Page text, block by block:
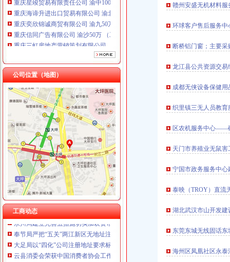
重庆海谛升进出口贸易有限公司 渝北100万 （进出口权）
重庆奕欣锦诚商贸有限公司 渝九50万 （工商注册）
重庆信同广告有限公司 渝沙50万 （工商注册）
重庆三虹房地产营销策划有限公司
重庆宝鹰汽车销售有限公司
重庆鸽牌电线电缆有限公司 渝北10010万 (进出口权)
重庆傲志众达投资咨询有限责任公司 渝九1000万 （增资）
重庆臣夫商贸有限公司 （执照专让）
重庆卿倾商贸有限责任公司 渝江100万 （工商注册）
重庆国洪体育设施有限公司
重庆星竣贸易有限责任公司 渝中100万 （进出口权）
重庆海谛升进出口贸易有限公司 渝北100万 （进出口权）
重庆奕欣锦诚商贸有限公司 渝九50万 （工商注册）
重庆信同广告有限公司 渝沙50万 （工商注册）
重庆三虹房地产营销策划有限公司
重庆宝鹰汽车销售有限公司
公司位置（地图）
工商动态
工商动态
万州局居民住宅注册公司三措施推行农村土地承包经营权流转合同示范文本
巫溪局“四结合”重庆无地址注册公司开展形式多样法制宣活动
垫江局三举措开展房地产市南坪无地址注册公司场秩序专项整
巴南局鱼洞所“三重三勤”重庆无地址办营业执照推进商标战略实施
奉节局“五严格五严”公司注册地址挂靠规范年检验照工作
忠县局重庆无地址注册公司成功创建2009年度县级文明行业
合川局“四个到位”无办公地址注册公司化监管服务发展
城口局修齐所大力提倡“四心”两江新区无地址注册公司 服务
巫山局“三个一”潼南无地址注册公司做好政务信息和对外宣工作
永川局建立完善五措施切实加农资市渝北区无地址注册公司场监管
奉节局严把“五关”两江新区无地址注册公司为春耕备播保驾护航
大足局以“四化”公司注册地址要求标准提升办公室整体工作水平和能力
云县消委会荣获中国消费者协会工作创新
沙坪坝局把好“五关”沙坪坝无地址注册公司确保行政执法案件实现“两个零”目标
赣州安盛无机材料服
环球客户售后服务
断桥铝门窗；主要
龙江县公共资源交易
成都无侠设备保健
织里镇三无人员教
区农机服务中心——
天门市养殖业无鼠
宁国市政务服务中心
泰映（TROY）直流
湖北武汉市山开发
东莞东城无线固话
海州区凤凰社区永